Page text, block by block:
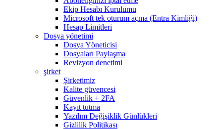
Ekip Hesabı Kurulumu
Microsoft tek oturum açma (Entra Kimliği)
Hesap Limitleri
Dosya yönetimi
Dosya Yöneticisi
Dosyaları Paylaşma
Revizyon denetimi
şirket
Şirketimiz
Kalite güvencesi
Güvenlik + 2FA
Kayıt tutma
Yazılım Değişiklik Günlükleri
Gizlilik Politikası